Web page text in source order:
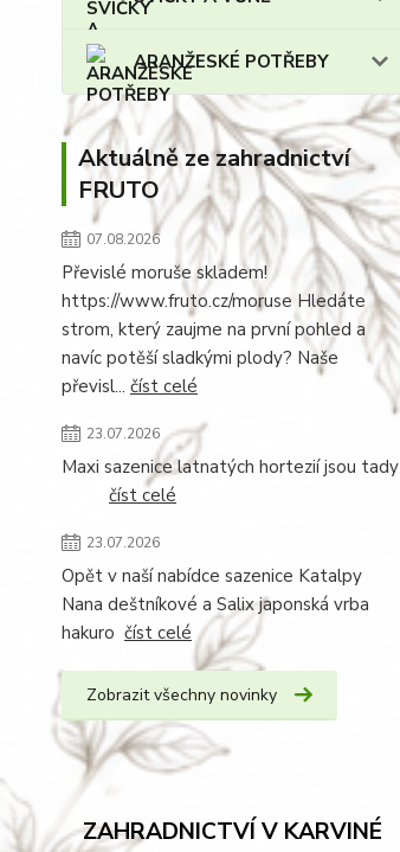
ARANŽESKÉ POTŘEBY
Aktuálně ze zahradnictví
FRUTO
07.08.2026
Převislé moruše skladem!
https://www.fruto.cz/moruse Hledáte
strom, který zaujme na první pohled a
navíc potěší sladkými plody? Naše
převisl... číst celé
23.07.2026
Maxi sazenice latnatých hortezií jsou tady
číst celé
23.07.2026
Opět v naší nabídce sazenice Katalpy
Nana deštníkové a Salix japonská vrba
hakuro číst celé
Zobrazit všechny novinky
ZAHRADNICTVÍ V KARVINÉ